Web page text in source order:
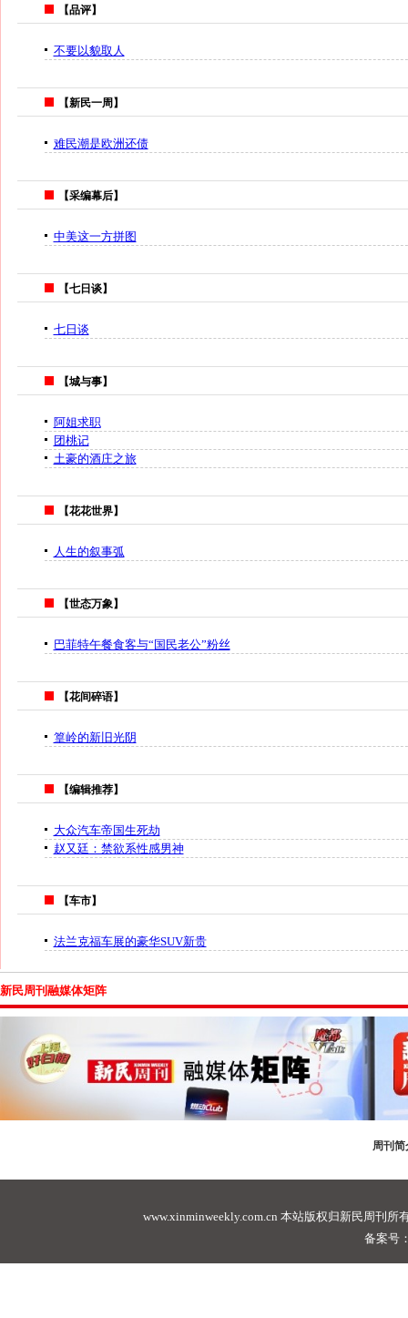
【品评】
不要以貌取人
【新民一周】
难民潮是欧洲还债
【采编幕后】
中美这一方拼图
【七日谈】
七日谈
【城与事】
阿姐求职
团桃记
土豪的酒庄之旅
【花花世界】
人生的叙事弧
【世态万象】
巴菲特午餐食客与“国民老公”粉丝
【花间碎语】
篁岭的新旧光阴
【编辑推荐】
大众汽车帝国生死劫
赵又廷：禁欲系性感男神
【车市】
法兰克福车展的豪华SUV新贵
新民周刊融媒体矩阵
周刊简
www.xinminweekly.com.cn 本站版权归新民周刊所
备案号